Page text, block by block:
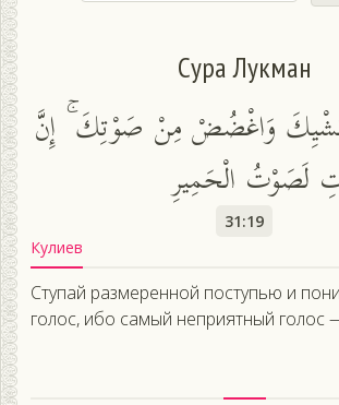
Сура Лукман
وَاغْضُضْ مِنْ صَوْتِكَ ۚ إِنَّ
لَصَوْتُ الْحَمِيرِ
31:19
Кулиев
Ступай размеренной поступью и
голос, ибо самый неприятный голос